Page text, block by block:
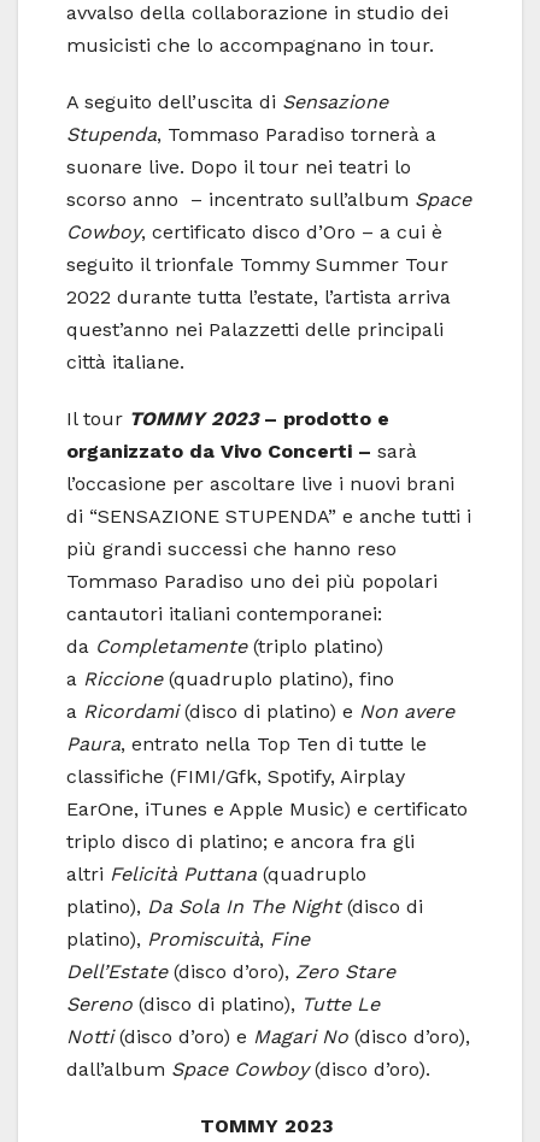
avvalso della collaborazione in studio dei
musicisti che lo accompagnano in tour.
A seguito dell’uscita di Sensazione
Stupenda, Tommaso Paradiso tornerà a
suonare live. Dopo il tour nei teatri lo
scorso anno – incentrato sull’album Space
Cowboy, certificato disco d’Oro – a cui è
seguito il trionfale Tommy Summer Tour
2022 durante tutta l’estate, l’artista arriva
quest’anno nei Palazzetti delle principali
città italiane.
Il tour TOMMY 2023– prodotto e
organizzato da Vivo Concerti – sarà
l’occasione per ascoltare live i nuovi brani
di “SENSAZIONE STUPENDA” e anche tutti i
più grandi successi che hanno reso
Tommaso Paradiso uno dei più popolari
cantautori italiani contemporanei:
da Completamente (triplo platino)
a Riccione(quadruplo platino), fino
a Ricordami(disco di platino) e Non avere
Paura, entrato nella Top Ten di tutte le
classifiche (FIMI/Gfk, Spotify, Airplay
EarOne, iTunes e Apple Music) e certificato
triplo disco di platino; e ancora fra gli
altri Felicità Puttana (quadruplo
platino), Da Sola In The Night(disco di
platino), Promiscuità, Fine
Dell’Estate(disco d’oro), Zero Stare
Sereno (disco di platino), Tutte Le
Notti(disco d’oro) e Magari No (disco d’oro),
dall’album Space Cowboy(disco d’oro).
TOMMY 2023